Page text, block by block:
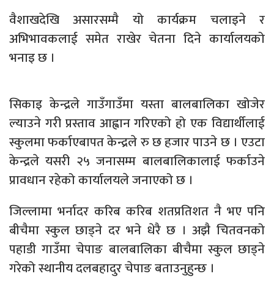
वैशाखदेखि असारसम्मै यो कार्यक्रम चलाइने र
अभिभावकलाई समेत राखेर चेतना दिने कार्यालयको
भनाइ छ ।
सिकाइ केन्द्रले गाउँगाउँमा यस्ता बालबालिका खोजेर
ल्याउने गरी प्रस्ताव आह्वान गरिएको हो एक विद्यार्थीलाई
स्कुलमा फर्काएबापत केन्द्रले रु छ हजार पाउने छ । एउटा
केन्द्रले यसरी २५ जनासम्म बालबालिकालाई फर्काउने
प्रावधान रहेको कार्यालयले जनाएको छ ।
जिल्लामा भर्नादर करिब करिब शतप्रतिशत नै भए पनि
बीचैमा स्कुल छाड्ने दर भने धेरै छ । अझै चितवनको
पहाडी गाउँमा चेपाङ बालबालिका बीचैमा स्कुल छाड्ने
गरेको स्थानीय दलबहादुर चेपाङ बताउनुहुन्छ ।